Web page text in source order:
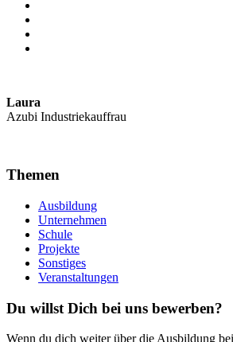
Laura
Azubi Industriekauffrau
Themen
Ausbildung
Unternehmen
Schule
Projekte
Sonstiges
Veranstaltungen
Du willst Dich bei uns bewerben?
Wenn du dich weiter über die Ausbildung